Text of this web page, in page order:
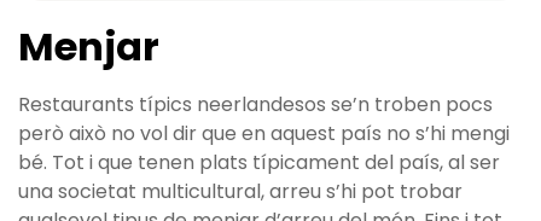
Menjar
Restaurants típics neerlandesos se’n troben pocs
però això no vol dir que en aquest país no s’hi mengi
bé. Tot i que tenen plats típicament del país, al ser
una societat multicultural, arreu s’hi pot trobar